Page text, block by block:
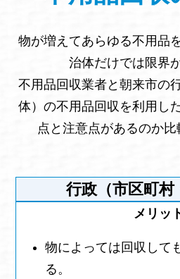
物が増えてあらゆる不用品
治体だけでは限界
不用品回収業者と朝来市の
体）の不用品回収を利用し
点と注意点があるのか比
行政（市区町村
物によっては回収して
る。